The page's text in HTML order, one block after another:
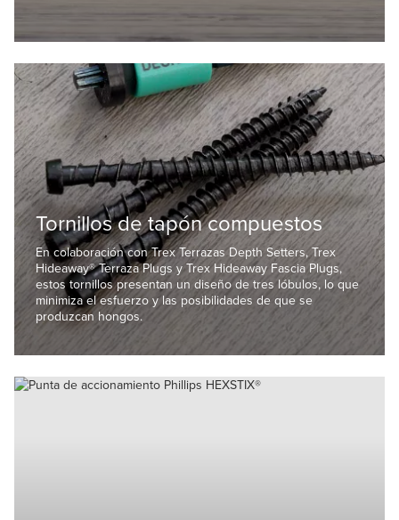
Tornillos de tapón compuestos
En colaboración con Trex Terrazas Depth Setters, Trex
Hideaway® Terraza Plugs y Trex Hideaway Fascia Plugs,
estos tornillos presentan un diseño de tres lóbulos, lo que
minimiza el esfuerzo y las posibilidades de que se
produzcan hongos.